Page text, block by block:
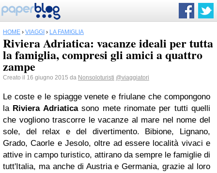
HOME › VIAGGI › LA FAMIGLIA
Riviera Adriatica: vacanze ideali per tutta
la famiglia, compresi gli amici a quattro
zampe
Creato il 16 giugno 2015 da Nonsoloturisti @viaggiatori
Le coste e le spiagge venete e friulane che compongono
la Riviera Adriaticasono mete rinomate per tutti quelli
che vogliono trascorre le vacanze al mare nel nome del
sole, del relax e del divertimento. Bibione, Lignano,
Grado, Caorle e Jesolo, oltre ad essere località vivaci e
attive in campo turistico, attirano da sempre le famiglie di
tutt'Italia, ma anche di Austria e Germania, grazie al loro